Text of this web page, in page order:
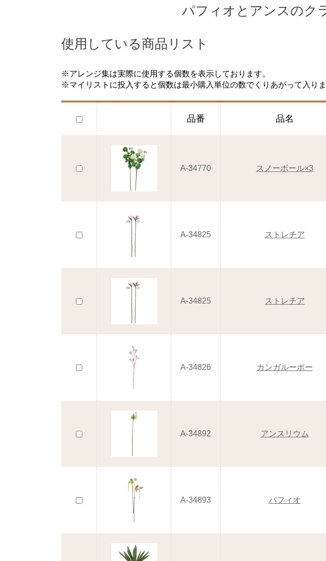
パフィオとアンスのク
使用している商品リスト
※アレンジ集は実際に使用する個数を表示しております。
※マイリストに投入すると個数は最小購入単位の数でくりあがって入りま
品番 品名
A-34770 スノーボール×3
A-34825 ストレチア
A-34825 ストレチア
A-34826 カンガルーポー
A-34892 アンスリウム
A-34893 パフィオ